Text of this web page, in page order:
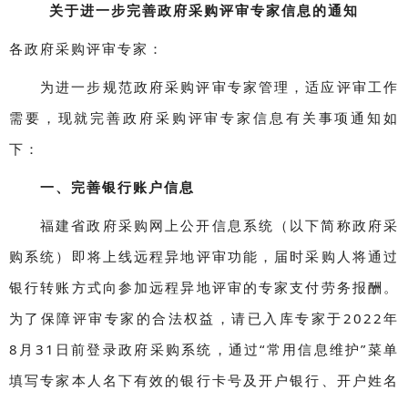
关于进一步完善政府采购评审专家信息的通知
各政府采购评审专家：
为进一步规范政府采购评审专家管理，适应评审工作
需要，现就完善政府采购评审专家信息有关事项通知如
下：
一、完善银行账户信息
福建省政府采购网上公开信息系统（以下简称政府采
购系统）即将上线远程异地评审功能，届时采购人将通过
银行转账方式向参加远程异地评审的专家支付劳务报酬。
为了保障评审专家的合法权益，请已入库专家于2022年
8月31日前登录政府采购系统，通过“常用信息维护”菜单
填写专家本人名下有效的银行卡号及开户银行、开户姓名